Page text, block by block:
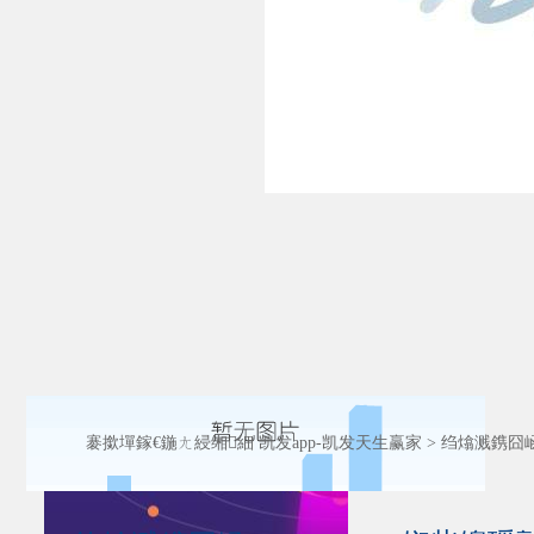
褰撳墠鎵€鍦ㄤ綅缃細凯发app-凯发天生赢家 > 绉熻溅鎸囧